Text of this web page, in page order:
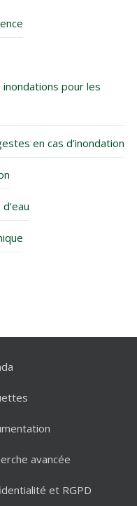
pour les
en cas d’inondation
avancée
et RGPD